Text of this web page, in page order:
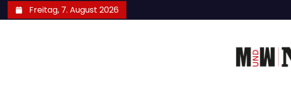
Zum
Inhalt
Freitag, 7. August 2026